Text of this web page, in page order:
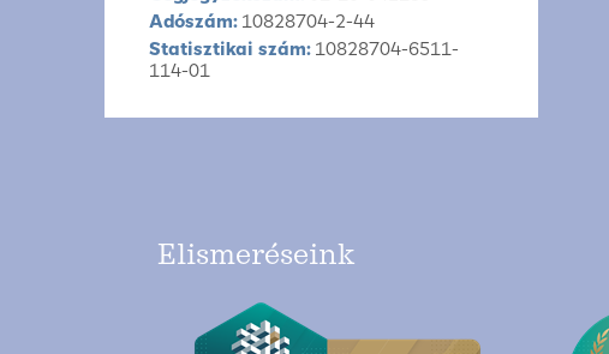
Adószám: 10828704-2-44
Statisztikai szám: 10828704-6511-
114-01
Elismeréseink